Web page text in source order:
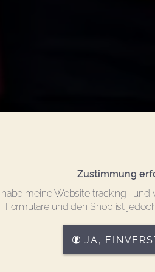
Zustimmung
meine Website tracking- und
Formulare und den Shop ist
JA,